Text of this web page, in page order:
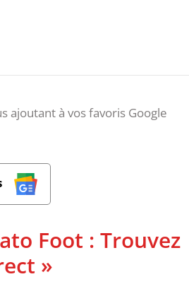
ajoutant à vos favoris Google
Foot : Trouvez
»